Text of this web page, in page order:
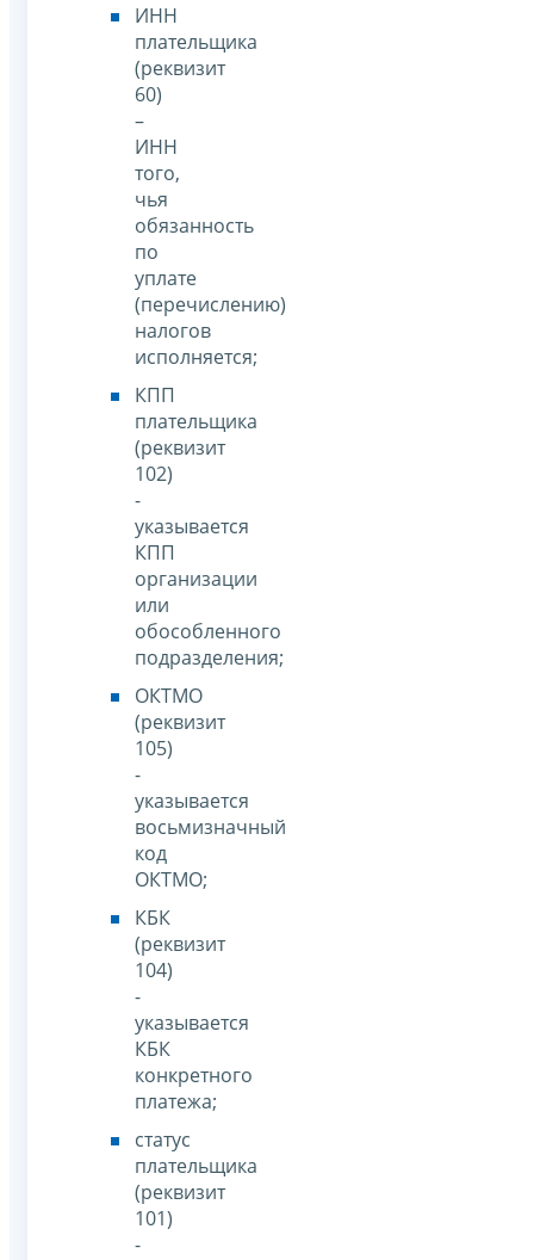
ИНН
плательщика
(реквизит
60)
–
ИНН
того,
чья
обязанность
по
уплате
(перечислению)
налогов
исполняется;
КПП
плательщика
(реквизит
102)
-
указывается
КПП
организации
или
обособленного
подразделения;
ОКТМО
(реквизит
105)
-
указывается
восьмизначный
код
ОКТМО;
КБК
(реквизит
104)
-
указывается
КБК
конкретного
платежа;
статус
плательщика
(реквизит
101)
-